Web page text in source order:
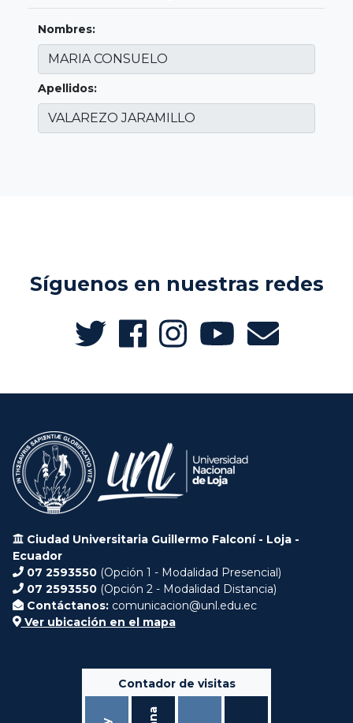
Nombres:
Apellidos:
Síguenos en nuestras redes
Ciudad Universitaria Guillermo Falconí - Loja -
Ecuador
07 2593550 (Opción 1 - Modalidad Presencial)
07 2593550 (Opción 2 - Modalidad Distancia)
Contáctanos: comunicacion@unl.edu.ec
Ver ubicación en el mapa
Contador de visitas